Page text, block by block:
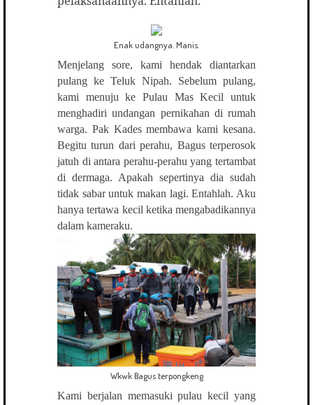
Enak udangnya. Manis.
Menjelang sore, kami hendak diantarkan
pulang ke Teluk Nipah. Sebelum pulang,
kami menuju ke Pulau Mas Kecil untuk
menghadiri undangan pernikahan di rumah
warga. Pak Kades membawa kami kesana.
Begitu turun dari perahu, Bagus terperosok
jatuh di antara perahu-perahu yang tertambat
di dermaga. Apakah sepertinya dia sudah
tidak sabar untuk makan lagi. Entahlah. Aku
hanya tertawa kecil ketika mengabadikannya
dalam kameraku.
Wkwk Bagus terpongkeng
Kami berjalan memasuki pulau kecil yang